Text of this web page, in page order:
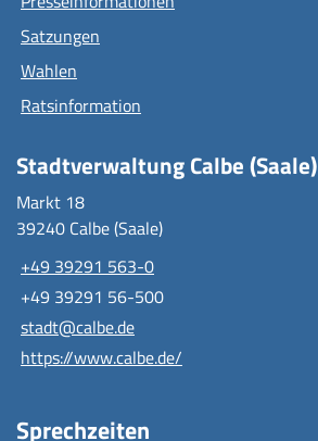
Satzungen
Wahlen
Ratsinformation
Stadtverwaltung Calbe (Saale)
Markt 18
39240 Calbe (Saale)
+49 39291 563-0
+49 39291 56-500
stadt@calbe.de
https://www.calbe.de/
Sprechzeiten